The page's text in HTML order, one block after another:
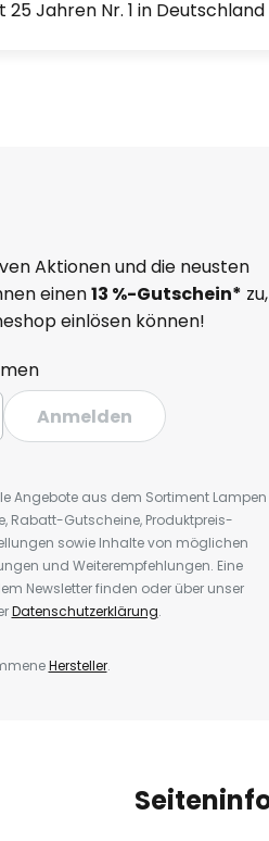
25 Jahren Nr. 1 in Deutschland
Aktionen und die neusten
einen13 %-Gutschein* zu,
einlösen können!
Anmelden
Angebote aus dem Sortiment Lampen
Rabatt-Gutscheine, Produktpreis-
sowie Inhalte von möglichen
und Weiterempfehlungen. Eine
Newsletter finden oder über unser
Datenschutzerklärung.
Hersteller.